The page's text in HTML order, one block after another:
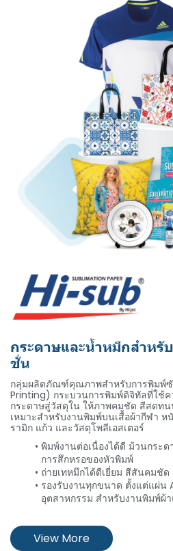
กระดาษและน้ำหมึกสำหรั
ชั่น
กลุ่มผลิตภัณฑ์คุณภาพสำหรับการพิมพ์
Printing) กระบวนการพิมพ์ดิจิทัลที่ใช้ค
กระดาษสู่วัสดุใน ให้ภาพคมชัด สีสดท
เหมาะสำหรับงานพิมพ์บนเสื้อผ้ากีฬา ห
รามิก แก้ว และวัสดุโพลีเอสเตอร์
พิมพ์งานต่อเนื่องได้ดี ม้วนกระด
การสึกหรอของหัวพิมพ์
ถ่ายเทหมึกได้ดีเยี่ยม สีสันคมชัด
รองรับงานทุกขนาด ตั้งแต่แผ่น
อุตสาหกรรม สำหรับงานพิมพ์ผ้
View More